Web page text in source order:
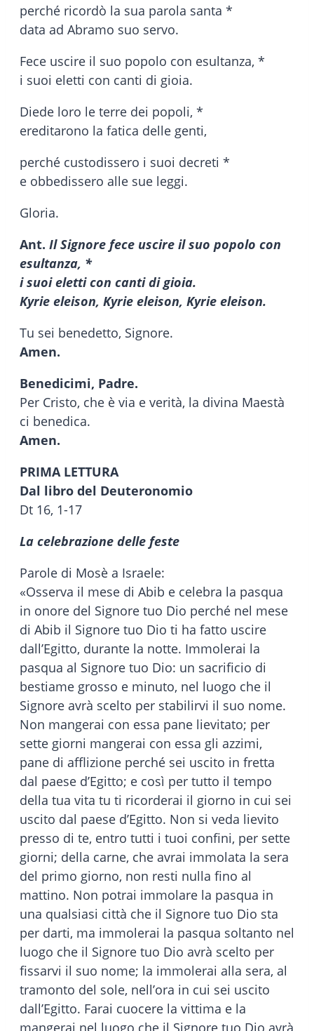
perché ricordò la sua parola santa *
data ad Abramo suo servo.
Fece uscire il suo popolo con esultanza, *
i suoi eletti con canti di gioia.
Diede loro le terre dei popoli, *
ereditarono la fatica delle genti,
perché custodissero i suoi decreti *
e obbedissero alle sue leggi.
Gloria.
Ant. Il Signore fece uscire il suo popolo con
esultanza, *
i suoi eletti con canti di gioia.
Kyrie eleison, Kyrie eleison, Kyrie eleison.
Tu sei benedetto, Signore.
Amen.
Benedicimi, Padre.
Per Cristo, che è via e verità, la divina Maestà
ci benedica.
Amen.
PRIMA LETTURA
Dal libro del Deuteronomio
Dt 16, 1-17
La celebrazione delle feste
Parole di Mosè a Israele:
«Osserva il mese di Abib e celebra la pasqua
in onore del Signore tuo Dio perché nel mese
di Abib il Signore tuo Dio ti ha fatto uscire
dall’Egitto, durante la notte. Immolerai la
pasqua al Signore tuo Dio: un sacrificio di
bestiame grosso e minuto, nel luogo che il
Signore avrà scelto per stabilirvi il suo nome.
Non mangerai con essa pane lievitato; per
sette giorni mangerai con essa gli azzimi,
pane di afflizione perché sei uscito in fretta
dal paese d’Egitto; e così per tutto il tempo
della tua vita tu ti ricorderai il giorno in cui sei
uscito dal paese d’Egitto. Non si veda lievito
presso di te, entro tutti i tuoi confini, per sette
giorni; della carne, che avrai immolata la sera
del primo giorno, non resti nulla fino al
mattino. Non potrai immolare la pasqua in
una qualsiasi città che il Signore tuo Dio sta
per darti, ma immolerai la pasqua soltanto nel
luogo che il Signore tuo Dio avrà scelto per
fissarvi il suo nome; la immolerai alla sera, al
tramonto del sole, nell’ora in cui sei uscito
dall’Egitto. Farai cuocere la vittima e la
mangerai nel luogo che il Signore tuo Dio avrà